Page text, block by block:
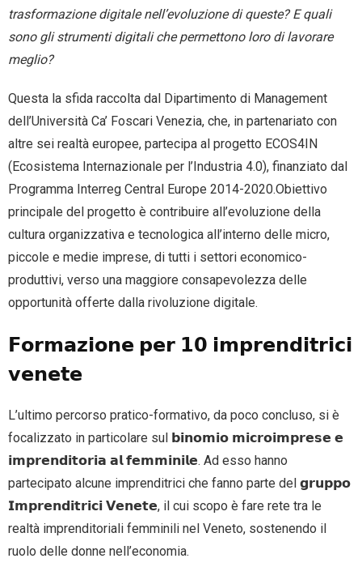
trasformazione digitale nell’evoluzione di queste? E quali
sono gli strumenti digitali che permettono loro di lavorare
meglio?
Questa la sfida raccolta dal Dipartimento di Management
dell’Università Ca’ Foscari Venezia, che, in partenariato con
altre sei realtà europee, partecipa al progetto ECOS4IN
(Ecosistema Internazionale per l’Industria 4.0), finanziato dal
Programma Interreg Central Europe 2014-2020.Obiettivo
principale del progetto è contribuire all’evoluzione della
cultura organizzativa e tecnologica all’interno delle micro,
piccole e medie imprese, di tutti i settori economico-
produttivi, verso una maggiore consapevolezza delle
opportunità offerte dalla rivoluzione digitale.
𝗙𝗼𝗿𝗺𝗮𝘇𝗶𝗼𝗻𝗲 𝗽𝗲𝗿 𝟭𝟬 𝗶𝗺𝗽𝗿𝗲𝗻𝗱𝗶𝘁𝗿𝗶𝗰𝗶
𝘃𝗲𝗻𝗲𝘁𝗲
L’ultimo percorso pratico-formativo, da poco concluso, si è
focalizzato in particolare sul 𝗯𝗶𝗻𝗼𝗺𝗶𝗼 𝗺𝗶𝗰𝗿𝗼𝗶𝗺𝗽𝗿𝗲𝘀𝗲 𝗲
𝗶𝗺𝗽𝗿𝗲𝗻𝗱𝗶𝘁𝗼𝗿𝗶𝗮 𝗮𝗹 𝗳𝗲𝗺𝗺𝗶𝗻𝗶𝗹𝗲. Ad esso hanno
partecipato alcune imprenditrici che fanno parte del 𝗴𝗿𝘂𝗽𝗽𝗼
𝗜𝗺𝗽𝗿𝗲𝗻𝗱𝗶𝘁𝗿𝗶𝗰𝗶 𝗩𝗲𝗻𝗲𝘁𝗲, il cui scopo è fare rete tra le
realtà imprenditoriali femminili nel Veneto, sostenendo il
ruolo delle donne nell’economia.